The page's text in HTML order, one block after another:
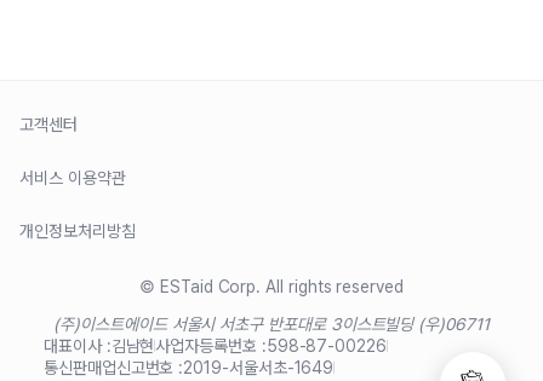
고객센터
서비스 이용약관
개인정보처리방침
© ESTaid Corp. All rights reserved
(주)이스트에이드 서울시 서초구 반포대로 3이스트빌딩 (우)06711
대표이사 :김남현사업자등록번호 :598-87-00226
통신판매업신고번호 :2019-서울서초-1649